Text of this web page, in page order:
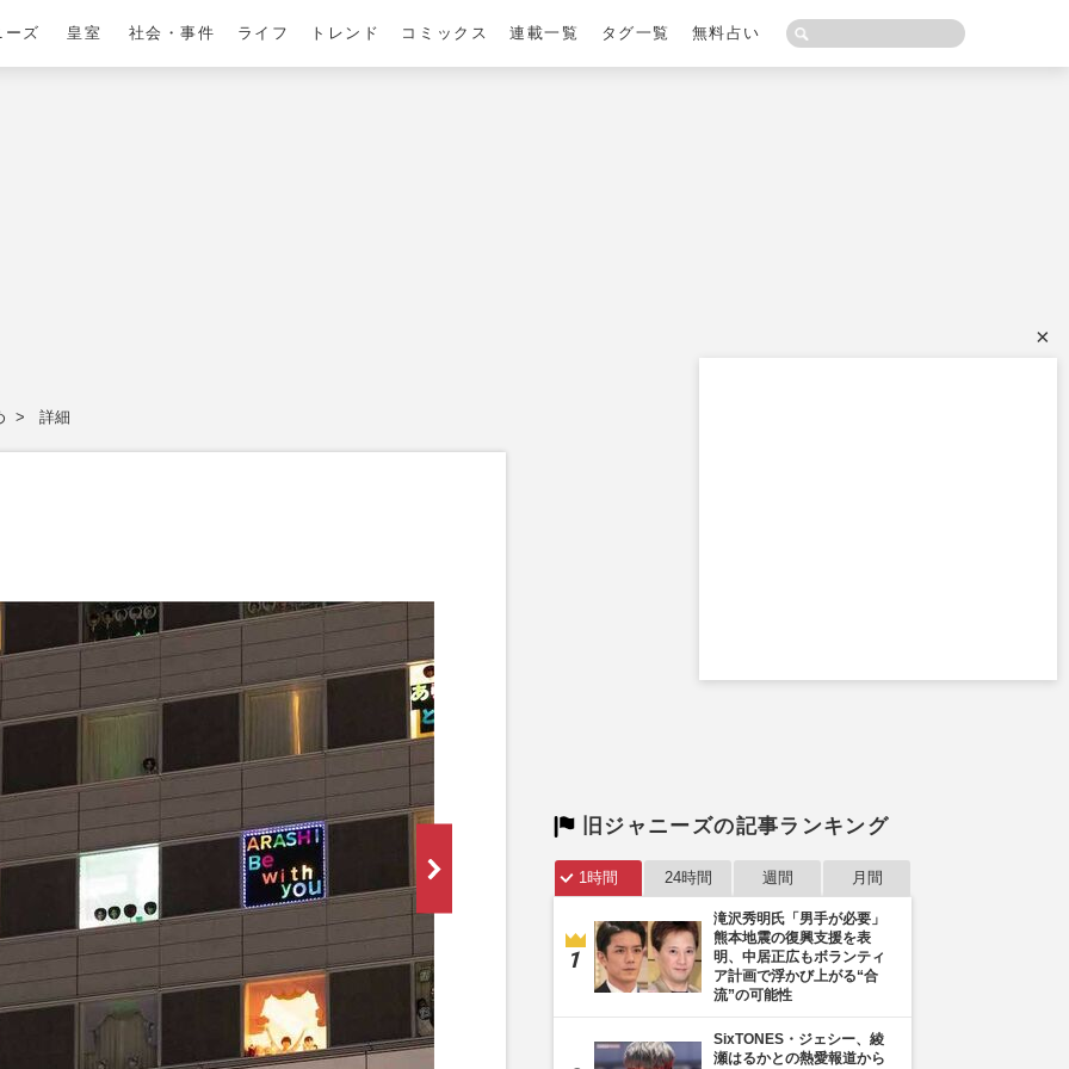
ーズ 皇室 社会・事件 ライフ トレンド コミックス 連載一覧 タグ一覧 無料占い
詳細
旧ジャニーズの記事ランキング
1時間 24時間 週間 月間
滝沢秀明氏「男手が必要」
熊本地震の復興支援を表
明、中居正広もボランティ
ア計画で浮かび上がる“合
流”の可能性
SixTONES・ジェシー、綾
瀬はるかとの熱愛報道から
×